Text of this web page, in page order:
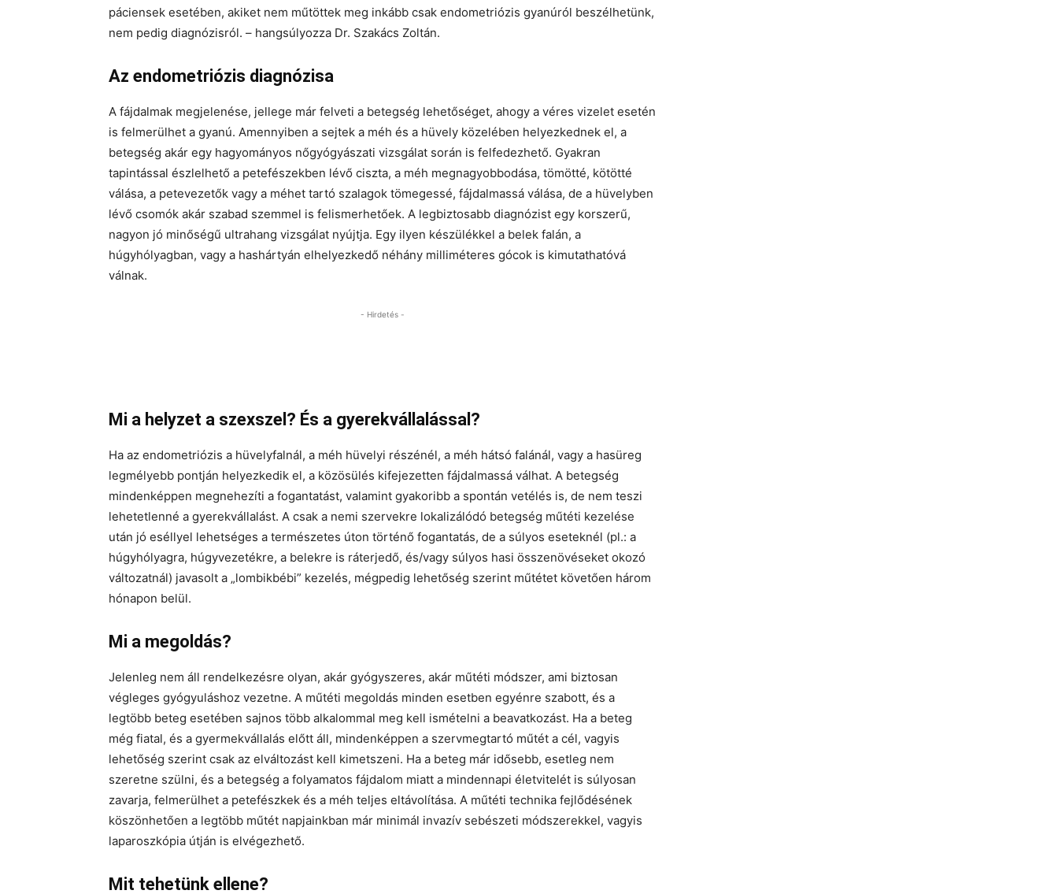
páciensek esetében, akiket nem műtöttek meg inkább csak endometriózis gyanúról beszélhetünk,
nem pedig diagnózisról. – hangsúlyozza Dr. Szakács Zoltán.
Az endometriózis diagnózisa
A fájdalmak megjelenése, jellege már felveti a betegség lehetőséget, ahogy a véres vizelet esetén
is felmerülhet a gyanú. Amennyiben a sejtek a méh és a hüvely közelében helyezkednek el, a
betegség akár egy hagyományos nőgyógyászati vizsgálat során is felfedezhető. Gyakran
tapintással észlelhető a petefészekben lévő ciszta, a méh megnagyobbodása, tömötté, kötötté
válása, a petevezetők vagy a méhet tartó szalagok tömegessé, fájdalmassá válása, de a hüvelyben
lévő csomók akár szabad szemmel is felismerhetőek. A legbiztosabb diagnózist egy korszerű,
nagyon jó minőségű ultrahang vizsgálat nyújtja. Egy ilyen készülékkel a belek falán, a
húgyhólyagban, vagy a hashártyán elhelyezkedő néhány milliméteres gócok is kimutathatóvá
válnak.
- Hirdetés -
Mi a helyzet a szexszel? És a gyerekvállalással?
Ha az endometriózis a hüvelyfalnál, a méh hüvelyi részénél, a méh hátsó falánál, vagy a hasüreg
legmélyebb pontján helyezkedik el, a közösülés kifejezetten fájdalmassá válhat. A betegség
mindenképpen megnehezíti a fogantatást, valamint gyakoribb a spontán vetélés is, de nem teszi
lehetetlenné a gyerekvállalást. A csak a nemi szervekre lokalizálódó betegség műtéti kezelése
után jó eséllyel lehetséges a természetes úton történő fogantatás, de a súlyos eseteknél (pl.: a
húgyhólyagra, húgyvezetékre, a belekre is ráterjedő, és/vagy súlyos hasi összenövéseket okozó
változatnál) javasolt a „lombikbébi” kezelés, mégpedig lehetőség szerint műtétet követően három
hónapon belül.
Mi a megoldás?
Jelenleg nem áll rendelkezésre olyan, akár gyógyszeres, akár műtéti módszer, ami biztosan
végleges gyógyuláshoz vezetne. A műtéti megoldás minden esetben egyénre szabott, és a
legtöbb beteg esetében sajnos több alkalommal meg kell ismételni a beavatkozást. Ha a beteg
még fiatal, és a gyermekvállalás előtt áll, mindenképpen a szervmegtartó műtét a cél, vagyis
lehetőség szerint csak az elváltozást kell kimetszeni. Ha a beteg már idősebb, esetleg nem
szeretne szülni, és a betegség a folyamatos fájdalom miatt a mindennapi életvitelét is súlyosan
zavarja, felmerülhet a petefészkek és a méh teljes eltávolítása. A műtéti technika fejlődésének
köszönhetően a legtöbb műtét napjainkban már minimál invazív sebészeti módszerekkel, vagyis
laparoszkópia útján is elvégezhető.
Mit tehetünk ellene?